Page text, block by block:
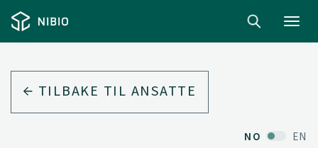
TILBAKE TIL ANSATTE
NO EN